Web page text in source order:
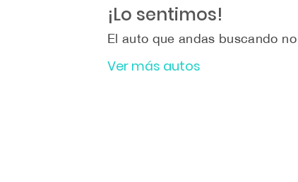
¡Lo sentimos!
El auto que andas buscando
Ver más autos